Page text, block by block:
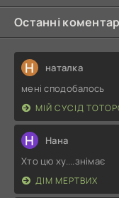
Останні
Н наталка
мені сподобалось
МІЙ СУСІД
Н Нана
Хто цю ху....знімає
ДІМ МЕРТВИХ